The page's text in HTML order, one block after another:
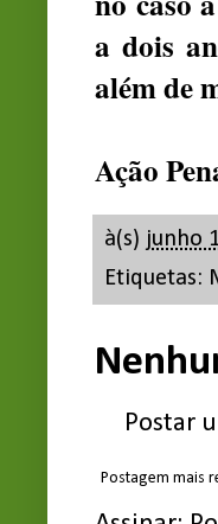
a dois
além de
Ação
à(s) junho
Etiquetas:
Postar
Postagem mais